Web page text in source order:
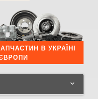
В УКРАЇНІ
keyboard_arrow_down